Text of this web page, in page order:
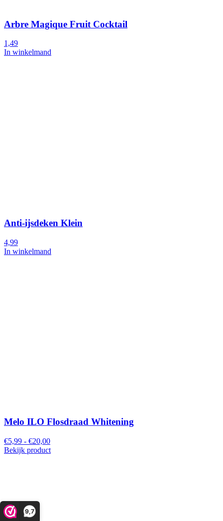
9,7
Arbre Magique Fruit Cocktail
1,49
In winkelmand
Anti-ijsdeken Klein
4,99
In winkelmand
Melo ILO Flosdraad Whitening
€5,99 - €20,00
Bekijk product